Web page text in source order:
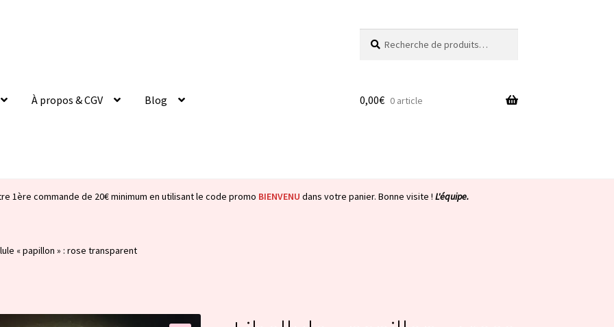
pour :
À propos & CGV Blog 0,00€ 0 article
1ère commande de 20€ minimum en utilisant le code promo BIENVENU dans votre panier. Bonne visite ! L'équipe.
« papillon » : rose transparent